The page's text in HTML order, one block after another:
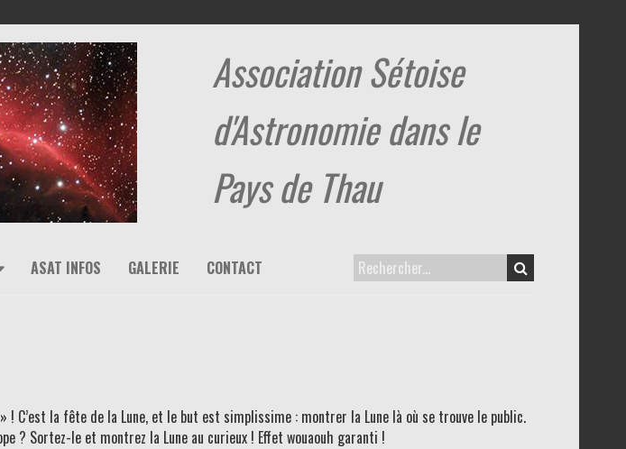
Association Sétoise
d'Astronomie dans le
Pays de Thau
ASAT INFOS GALERIE CONTACT
C’est la fête de la Lune, et le but est simplissime : montrer la Lune là où se trouve le public.
? Sortez-le et montrez la Lune au curieux ! Effet wouaouh garanti !